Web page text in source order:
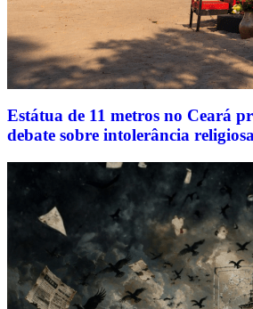
Estátua de 11 metros no Ceará
debate sobre intolerância religiosa